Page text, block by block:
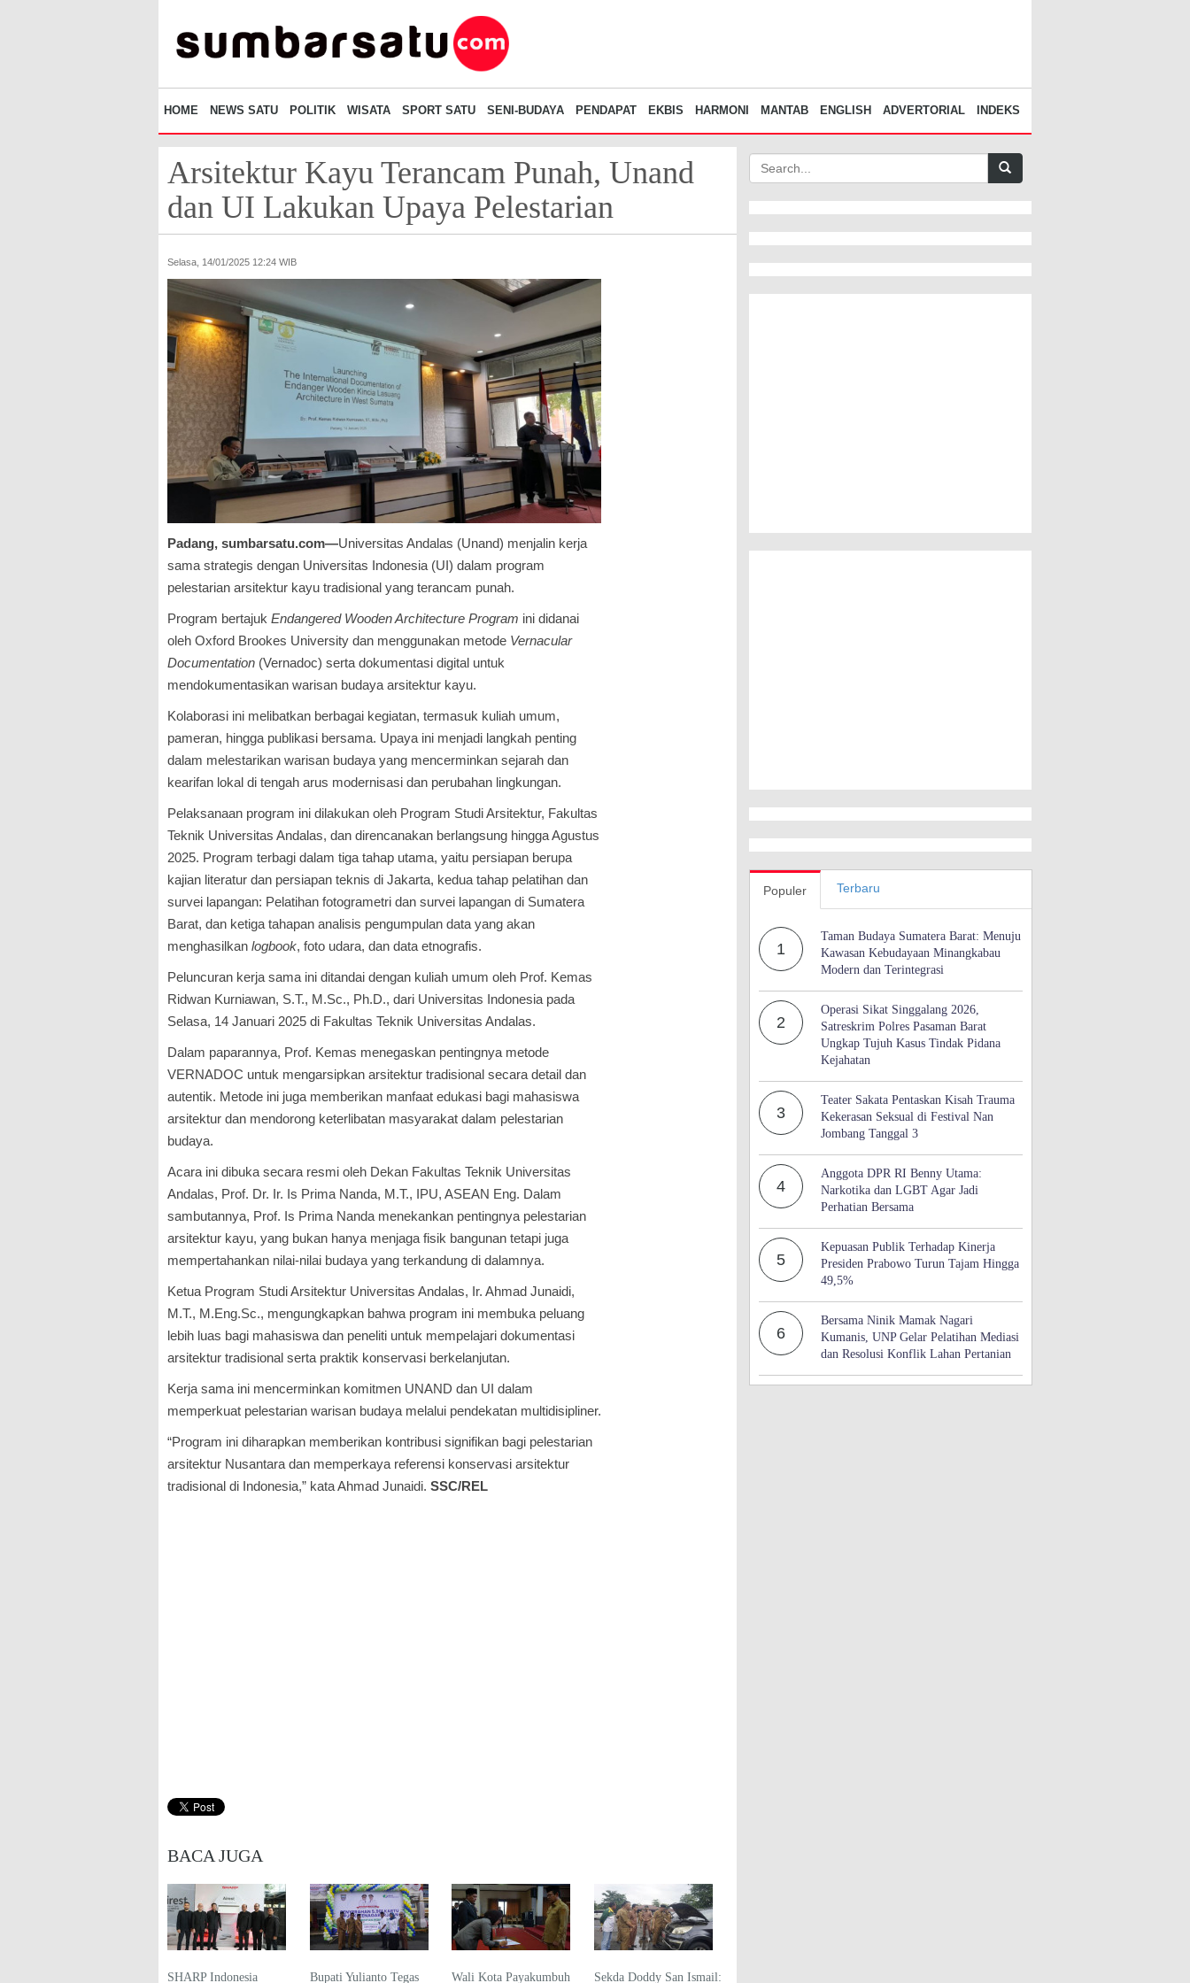
HOME NEWS SATU POLITIK WISATA SPORT SATU SENI-BUDAYA PENDAPAT EKBIS HARMONI MANTAB ENGLISH ADVERTORIAL INDEKS
Arsitektur Kayu Terancam Punah, Unand
dan UI Lakukan Upaya Pelestarian
Selasa, 14/01/2025 12:24 WIB
Padang, sumbarsatu.com—Universitas Andalas (Unand) menjalin kerja
sama strategis dengan Universitas Indonesia (UI) dalam program
pelestarian arsitektur kayu tradisional yang terancam punah.
Program bertajuk Endangered Wooden Architecture Program ini didanai
oleh Oxford Brookes University dan menggunakan metode Vernacular
Documentation (Vernadoc) serta dokumentasi digital untuk
mendokumentasikan warisan budaya arsitektur kayu.
Kolaborasi ini melibatkan berbagai kegiatan, termasuk kuliah umum,
pameran, hingga publikasi bersama. Upaya ini menjadi langkah penting
dalam melestarikan warisan budaya yang mencerminkan sejarah dan
kearifan lokal di tengah arus modernisasi dan perubahan lingkungan.
Pelaksanaan program ini dilakukan oleh Program Studi Arsitektur, Fakultas
Teknik Universitas Andalas, dan direncanakan berlangsung hingga Agustus
2025. Program terbagi dalam tiga tahap utama, yaitu persiapan berupa
kajian literatur dan persiapan teknis di Jakarta, kedua tahap pelatihan dan
survei lapangan: Pelatihan fotogrametri dan survei lapangan di Sumatera
Barat, dan ketiga tahapan analisis pengumpulan data yang akan
menghasilkan logbook, foto udara, dan data etnografis.
Peluncuran kerja sama ini ditandai dengan kuliah umum oleh Prof. Kemas
Ridwan Kurniawan, S.T., M.Sc., Ph.D., dari Universitas Indonesia pada
Selasa, 14 Januari 2025 di Fakultas Teknik Universitas Andalas.
Dalam paparannya, Prof. Kemas menegaskan pentingnya metode
VERNADOC untuk mengarsipkan arsitektur tradisional secara detail dan
autentik. Metode ini juga memberikan manfaat edukasi bagi mahasiswa
arsitektur dan mendorong keterlibatan masyarakat dalam pelestarian
budaya.
Acara ini dibuka secara resmi oleh Dekan Fakultas Teknik Universitas
Andalas, Prof. Dr. Ir. Is Prima Nanda, M.T., IPU, ASEAN Eng. Dalam
sambutannya, Prof. Is Prima Nanda menekankan pentingnya pelestarian
arsitektur kayu, yang bukan hanya menjaga fisik bangunan tetapi juga
mempertahankan nilai-nilai budaya yang terkandung di dalamnya.
Ketua Program Studi Arsitektur Universitas Andalas, Ir. Ahmad Junaidi,
M.T., M.Eng.Sc., mengungkapkan bahwa program ini membuka peluang
lebih luas bagi mahasiswa dan peneliti untuk mempelajari dokumentasi
arsitektur tradisional serta praktik konservasi berkelanjutan.
Kerja sama ini mencerminkan komitmen UNAND dan UI dalam
memperkuat pelestarian warisan budaya melalui pendekatan multidisipliner.
“Program ini diharapkan memberikan kontribusi signifikan bagi pelestarian
arsitektur Nusantara dan memperkaya referensi konservasi arsitektur
tradisional di Indonesia,” kata Ahmad Junaidi. SSC/REL
BACA JUGA
SHARP Indonesia Bupati Yulianto Tegas Wali Kota Payakumbuh Sekda Doddy San Ismail:
Populer Terbaru
1
Taman Budaya Sumatera Barat: Menuju
Kawasan Kebudayaan Minangkabau
Modern dan Terintegrasi
2
Operasi Sikat Singgalang 2026,
Satreskrim Polres Pasaman Barat
Ungkap Tujuh Kasus Tindak Pidana
Kejahatan
3
Teater Sakata Pentaskan Kisah Trauma
Kekerasan Seksual di Festival Nan
Jombang Tanggal 3
4
Anggota DPR RI Benny Utama:
Narkotika dan LGBT Agar Jadi
Perhatian Bersama
5
Kepuasan Publik Terhadap Kinerja
Presiden Prabowo Turun Tajam Hingga
49,5%
6
Bersama Ninik Mamak Nagari
Kumanis, UNP Gelar Pelatihan Mediasi
dan Resolusi Konflik Lahan Pertanian